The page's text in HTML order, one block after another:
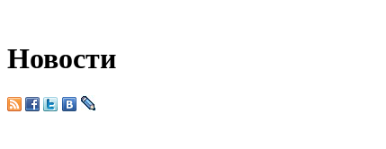
Новости